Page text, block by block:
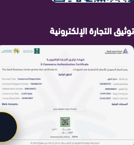
توثيق التجارة الإلكترونية